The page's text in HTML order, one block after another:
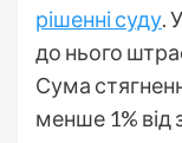
рішенні суду.
до нього
Сума
менше 1% від